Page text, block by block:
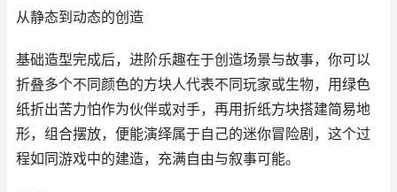
从静态到动态的创造
基础造型完成后，进阶乐趣在于创造场景与故事，你可以
折叠多个不同颜色的方块人代表不同玩家或生物，用绿色
纸折出苦力怕作为伙伴或对手，再用折纸方块搭建简易地
形，组合摆放，便能演绎属于自己的迷你冒险剧，这个过
程如同游戏中的建造，充满自由与叙事可能。